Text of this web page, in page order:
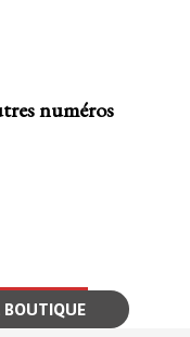
numéros
BOUTIQUE